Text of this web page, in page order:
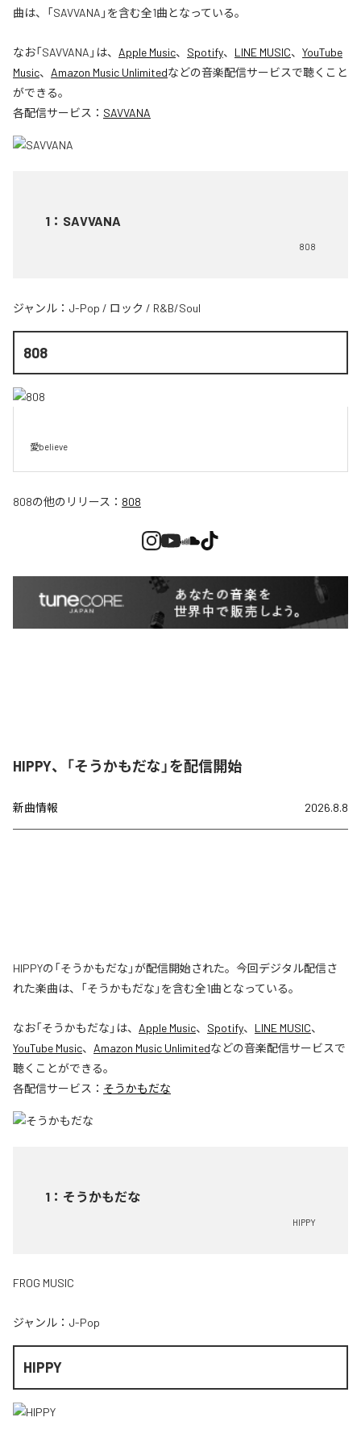
曲は、「SAVVANA」を含む全1曲となっている。
なお「SAVVANA 」は、 Apple Music、 Spotify、 LINE MUSIC、 YouTube
Music、 Amazon Music Unlimitedなどの音楽配信サービスで聴くこと
ができる。
各配信サービス： SAVVANA
1 ： SAVVANA
808
ジャンル： J-Pop / ロック / R&B/Soul
808
愛believe
808の他のリリース： 808
HIPPY、「そうかもだな」を配信開始
新曲情報 2026.8.8
HIPPYの「そうかもだな」が配信開始された。今回デジタル配信さ
れた楽曲は、「そうかもだな」を含む全1曲となっている。
なお「そうかもだな 」は、 Apple Music、 Spotify、 LINE MUSIC、
YouTube Music、 Amazon Music Unlimitedなどの音楽配信サービスで
聴くことができる。
各配信サービス： そうかもだな
1 ： そうかもだな
HIPPY
FROG MUSIC
ジャンル： J-Pop
HIPPY